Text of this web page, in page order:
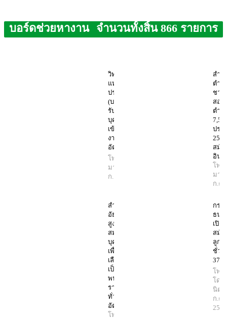
บอร์ดช่วยหางาน จำนวนทั้งสิ้น 866 รายการ
วิทยุการบิน
แห่ง
ประเทศไทย
(บวท.) เปิด
รับสมัคร
บุคคลเพื่อ
เข้าปฏิบัติ
งาน 180
อัตรา
โพสต์โดย
มานิตย์
ก.ค. 2568
สำนั
ตำร
ชาติ
สอบ
ตำร
ประ
สมัค
อินเ
โพส
มา
ก.ค.
สำนักงาน
อัยการ
สูงสุด รับ
สมัคร
บุคคล
เพื่อ
เลือกสรร
เป็น
พนักงาน
ราชการ
ทั่วไป 23
อัตรา
โพสต์โดย
กรม
ธนา
เปิด
สมัค
ลูกจ้
ชั่วค
37
โพส
โดย
นิตย์
ก.ค.
2568